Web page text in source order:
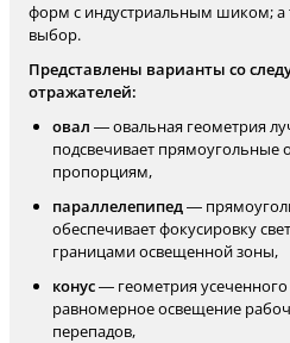
форм с индустриальным шиком; а
выбор.
Представлены варианты со
отражателей:
овал — овальная геометрия
подсвечивает прямоугольные
пропорциям,
параллелепипед—
обеспечивает фокусировку
границами освещенной зоны,
конус— геометрия усеченного
равномерное освещение
перепадов,